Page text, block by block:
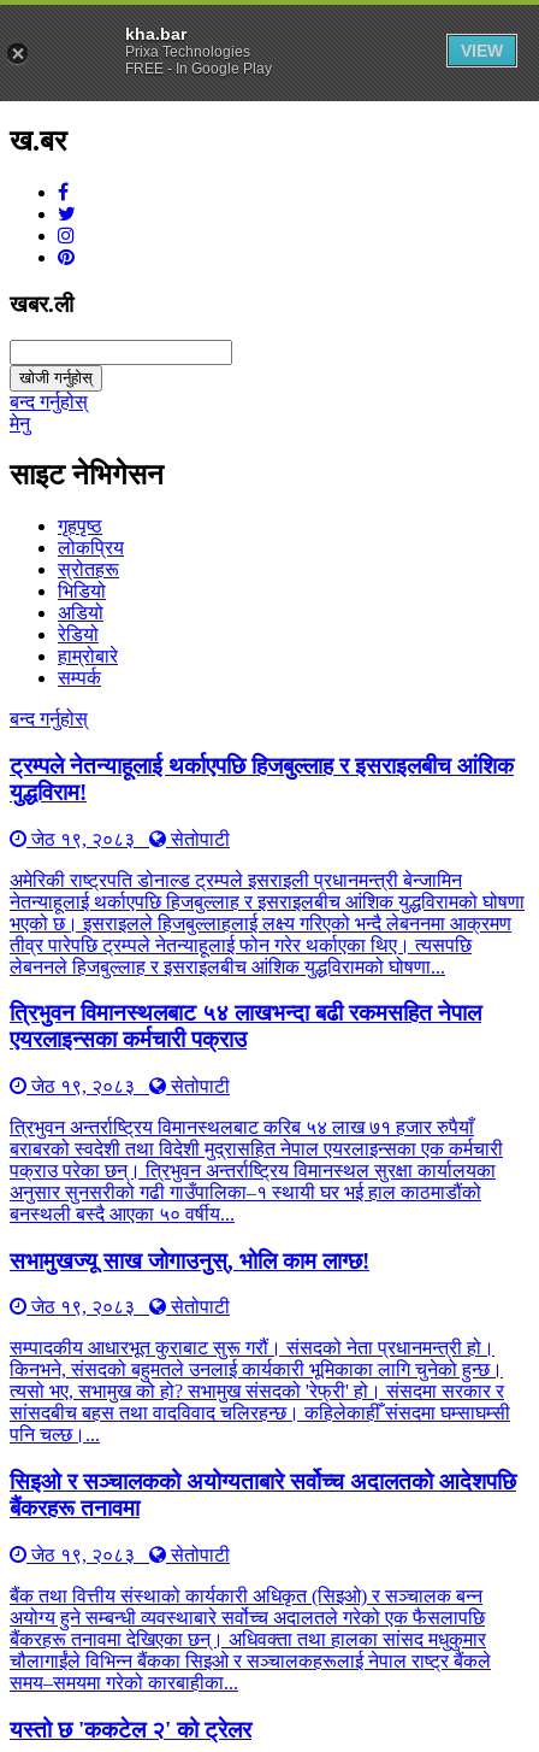
ख.बर
खबर.ली
खोजी गर्नुहोस्
बन्द गर्नुहोस्
मेनु
साइट नेभिगेसन
गृहपृष्ठ
लोकप्रिय
स्रोतहरू
भिडियो
अडियो
रेडियो
हाम्रोबारे
सम्पर्क
बन्द गर्नुहोस्
ट्रम्पले नेतन्याहूलाई थर्काएपछि हिजबुल्लाह र इसराइलबीच आंशिक
युद्धविराम!
जेठ १९, २०८३
सेतोपाटी
अमेरिकी राष्ट्रपति डोनाल्ड ट्रम्पले इसराइली प्रधानमन्त्री बेन्जामिन
नेतन्याहूलाई थर्काएपछि हिजबुल्लाह र इसराइलबीच आंशिक युद्धविरामको घोषणा
भएको छ। इसराइलले हिजबुल्लाहलाई लक्ष्य गरिएको भन्दै लेबननमा आक्रमण
तीव्र पारेपछि ट्रम्पले नेतन्याहूलाई फोन गरेर थर्काएका थिए। त्यसपछि
लेबननले हिजबुल्लाह र इसराइलबीच आंशिक युद्धविरामको घोषणा...
त्रिभुवन विमानस्थलबाट ५४ लाखभन्दा बढी रकमसहित नेपाल
एयरलाइन्सका कर्मचारी पक्राउ
जेठ १९, २०८३
सेतोपाटी
त्रिभुवन अन्तर्राष्ट्रिय विमानस्थलबाट करिब ५४ लाख ७१ हजार रुपैयाँ
बराबरको स्वदेशी तथा विदेशी मुद्रासहित नेपाल एयरलाइन्सका एक कर्मचारी
पक्राउ परेका छन्। त्रिभुवन अन्तर्राष्ट्रिय विमानस्थल सुरक्षा कार्यालयका
अनुसार सुनसरीको गढी गाउँपालिका–१ स्थायी घर भई हाल काठमाडौंको
बनस्थली बस्दै आएका ५० वर्षीय...
सभामुखज्यू साख जोगाउनुस्, भोलि काम लाग्छ!
जेठ १९, २०८३
सेतोपाटी
सम्पादकीय आधारभूत कुराबाट सुरू गरौं। संसदको नेता प्रधानमन्त्री हो।
किनभने, संसदको बहुमतले उनलाई कार्यकारी भूमिकाका लागि चुनेको हुन्छ।
त्यसो भए, सभामुख को हो? सभामुख संसदको 'रेफ्री' हो। संसदमा सरकार र
सांसदबीच बहस तथा वादविवाद चलिरहन्छ। कहिलेकाहीँ संसदमा घम्साघम्सी
पनि चल्छ।...
सिइओ र सञ्चालकको अयोग्यताबारे सर्वोच्च अदालतको आदेशपछि
बैंकरहरू तनावमा
जेठ १९, २०८३
सेतोपाटी
बैंक तथा वित्तीय संस्थाको कार्यकारी अधिकृत (सिइओ) र सञ्चालक बन्न
अयोग्य हुने सम्बन्धी व्यवस्थाबारे सर्वोच्च अदालतले गरेको एक फैसलापछि
बैंकरहरू तनावमा देखिएका छन्। अधिवक्ता तथा हालका सांसद मधुकुमार
चौलागाईंले विभिन्न बैंकका सिइओ र सञ्चालकहरूलाई नेपाल राष्ट्र बैंकले
समय–समयमा गरेको कारबाहीका...
यस्तो छ 'ककटेल २' को ट्रेलर
kha.bar
Prixa Technologies
FREE - In Google Play
VIEW